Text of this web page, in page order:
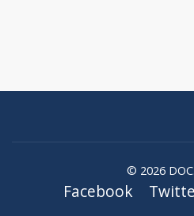
© 2026
Facebook